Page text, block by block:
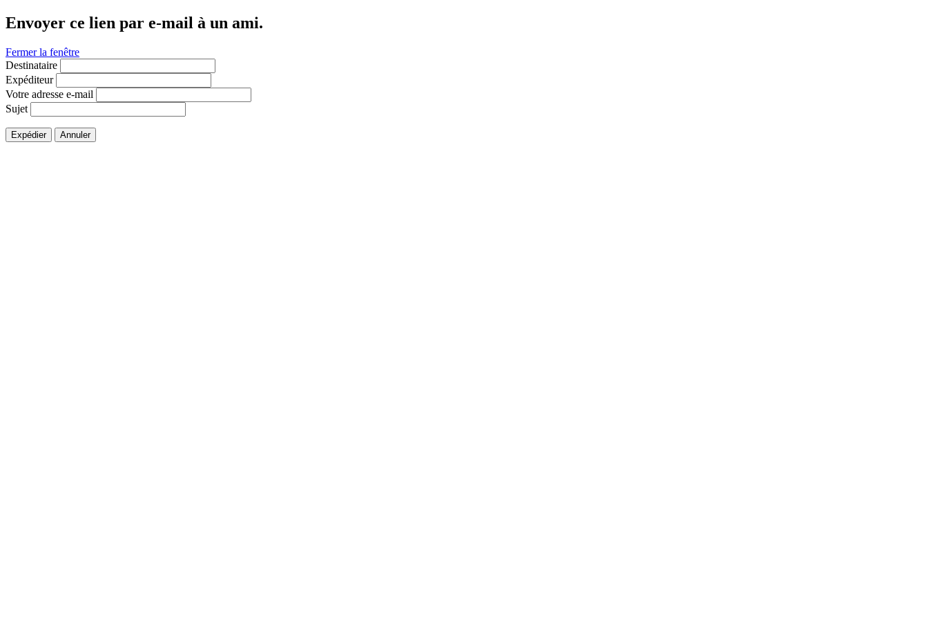
Envoyer ce lien par e-mail à un ami.
Fermer la fenêtre
Destinataire
Expéditeur
Votre adresse e-mail
Sujet
Expédier Annuler